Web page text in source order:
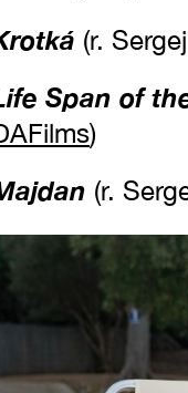
(r.
Span of
)
(r.